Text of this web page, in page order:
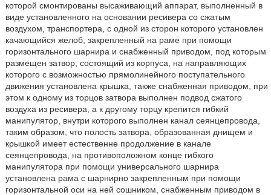
которой смонтированы высаживающий аппарат, выполненный в
виде установленного на основании ресивера со сжатым
воздухом, транспортера, с одной из сторон которого установлен
качающийся желоб, закрепленный на раме при помощи
горизонтального шарнира и снабженный приводом, под которым
размещен затвор, состоящий из корпуса, на направляющих
которого с возможностью прямолинейного поступательного
движения установлена крышка, также снабженная приводом, при
этом к одному из торцов затвора выполнен подвод сжатого
воздуха из ресивера, а к другому торцу крепится гибкий
манипулятор, внутри которого выполнен канал сеянцепровода,
таким образом, что полость затвора, образованная днищем и
крышкой имеет естественне продолжение в канале
сеянцепровода, на противоположном конце гибкого
манипулятора при помощи универсального шарнира
установлена рама с шарнирно закрепленным при помощи
горизонтальной оси на ней сошником, снабженным приводом в